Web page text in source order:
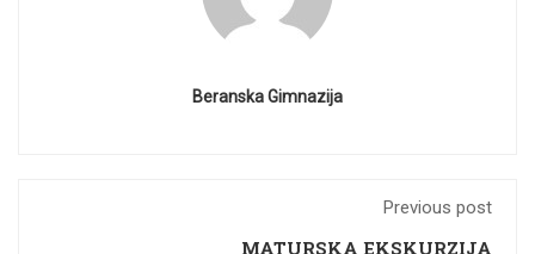
Beranska Gimnazija
Previous post
MATURSKA EKSKURZIJA